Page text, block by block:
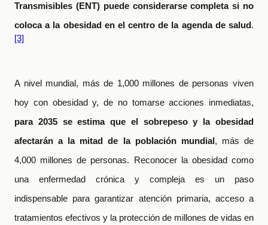
Transmisibles (ENT) puede considerarse completa si no
coloca a la obesidad en el centro de la agenda de salud .
[3]
A nivel mundial, más de 1,000 millones de personas viven
hoy con obesidad y, de no tomarse acciones inmediatas,
para 2035 se estima que el sobrepeso y la obesidad
afectarán a la mitad de la población mundial , más de
4,000 millones de personas. Reconocer la obesidad como
una enfermedad crónica y compleja es un paso
indispensable para garantizar atención primaria, acceso a
tratamientos efectivos y la protección de millones de vidas en